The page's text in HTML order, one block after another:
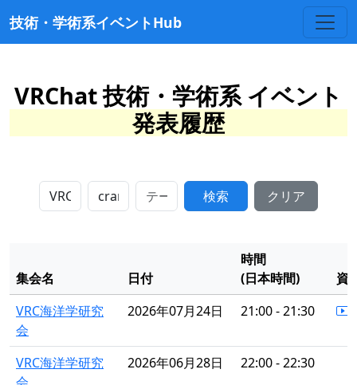
技術・学術系イベントHub
VRChat 技術・学術系 イベント
発表履歴
検索 クリア
集会名 日付
時間
(日本時間)
資
VRC海洋学研究
会
2026年07月24日 21:00 - 21:30
VRC海洋学研究
2026年06月28日 22:00 - 22:30